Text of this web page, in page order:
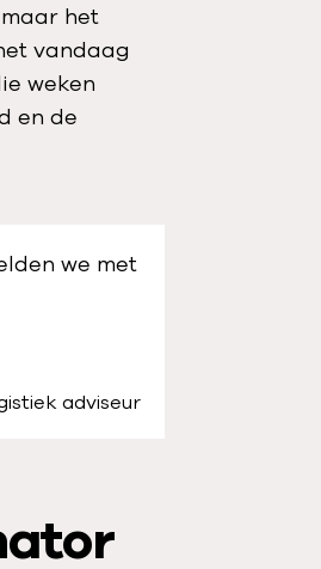
het
vandaag
weken
en de
we met
adviseur